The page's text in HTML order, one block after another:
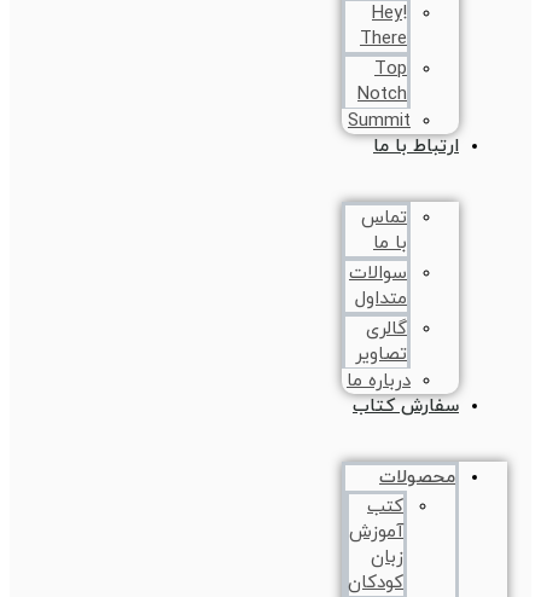
!Hey
There
Top
Notch
Summit
ارتباط با ما
تماس
با ما
سوالات
متداول
گالری
تصاویر
درباره ما
سفارش کتاب
محصولات
کتب
آموزش
زبان
کودکان